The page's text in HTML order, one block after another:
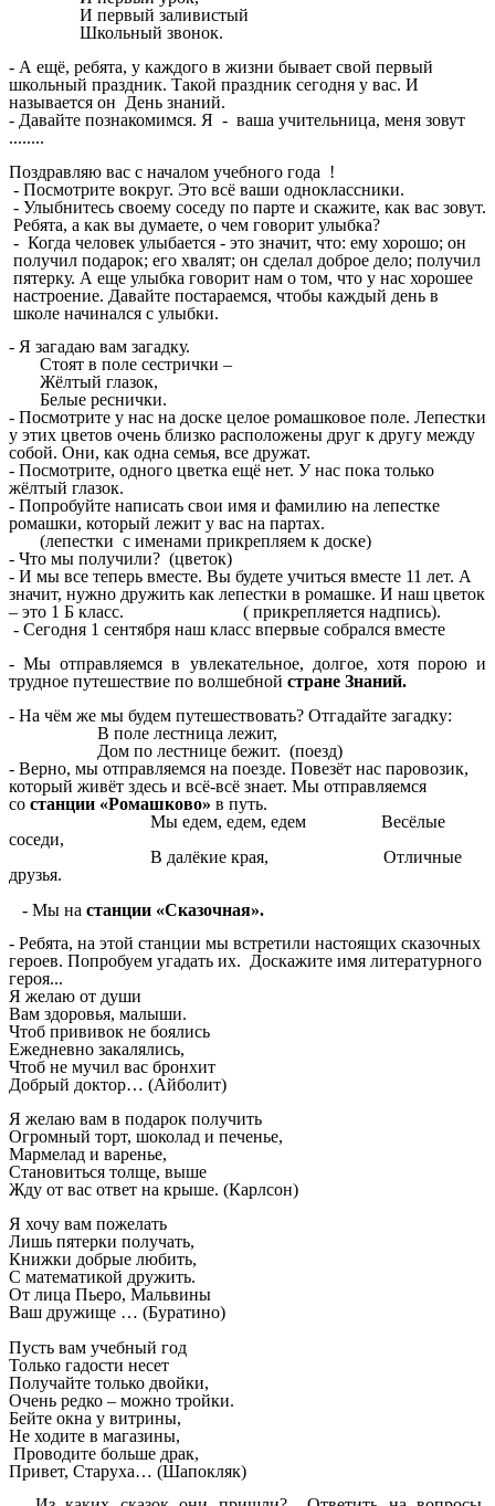
И первый заливистый
Школьный звонок.
- А ещё, ребята, у каждого в жизни бывает свой первый
школьный праздник. Такой праздник сегодня у вас. И
называется он День знаний.
- Давайте познакомимся. Я - ваша учительница, меня зовут
........
Поздравляю вас с началом учебного года !
- Посмотрите вокруг. Это всё ваши одноклассники.
- Улыбнитесь своему соседу по парте и скажите, как вас зовут.
Ребята, а как вы думаете, о чем говорит улыбка?
- Когда человек улыбается - это значит, что: ему хорошо; он
получил подарок; его хвалят; он сделал доброе дело; получил
пятерку. А еще улыбка говорит нам о том, что у нас хорошее
настроение. Давайте постараемся, чтобы каждый день в
школе начинался с улыбки.
- Я загадаю вам загадку.
Стоят в поле сестрички –
Жёлтый глазок,
Белые реснички.
- Посмотрите у нас на доске целое ромашковое поле. Лепестки
у этих цветов очень близко расположены друг к другу между
собой. Они, как одна семья, все дружат.
- Посмотрите, одного цветка ещё нет. У нас пока только
жёлтый глазок.
- Попробуйте написать свои имя и фамилию на лепестке
ромашки, который лежит у вас на партах.
(лепестки с именами прикрепляем к доске)
- Что мы получили? (цветок)
- И мы все теперь вместе. Вы будете учиться вместе 11 лет. А
значит, нужно дружить как лепестки в ромашке. И наш цветок
– это 1 Б класс. ( прикрепляется надпись).
- Сегодня 1 сентября наш класс впервые собрался вместе
- Мы отправляемся в увлекательное, долгое, хотя порою и
трудное путешествие по волшебной стране Знаний.
- На чём же мы будем путешествовать? Отгадайте загадку:
В поле лестница лежит,
Дом по лестнице бежит. (поезд)
- Верно, мы отправляемся на поезде. Повезёт нас паровозик,
который живёт здесь и всё-всё знает. Мы отправляемся
со станции «Ромашково» в путь.
Мы едем, едем, едем Весёлые
соседи,
В далёкие края, Отличные
друзья.
- Мы на станции «Сказочная».
- Ребята, на этой станции мы встретили настоящих сказочных
героев. Попробуем угадать их. Доскажите имя литературного
героя...
Я желаю от души
Вам здоровья, малыши.
Чтоб прививок не боялись
Ежедневно закалялись,
Чтоб не мучил вас бронхит
Добрый доктор… (Айболит)
Я желаю вам в подарок получить
Огромный торт, шоколад и печенье,
Мармелад и варенье,
Становиться толще, выше
Жду от вас ответ на крыше. (Карлсон)
Я хочу вам пожелать
Лишь пятерки получать,
Книжки добрые любить,
С математикой дружить.
От лица Пьеро, Мальвины
Ваш дружище … (Буратино)
Пусть вам учебный год
Только гадости несет
Получайте только двойки,
Очень редко – можно тройки.
Бейте окна у витрины,
Не ходите в магазины,
Проводите больше драк,
Привет, Старуха… (Шапокляк)